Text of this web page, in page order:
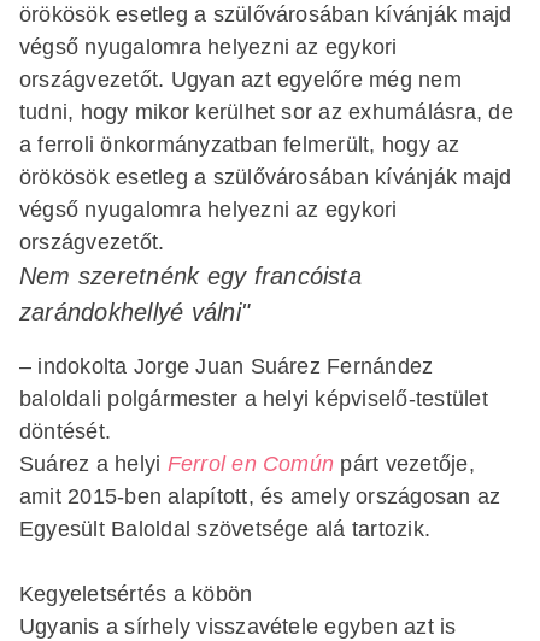
örökösök esetleg a szülővárosában kívánják majd
végső nyugalomra helyezni az egykori
országvezetőt. Ugyan azt egyelőre még nem
tudni, hogy mikor kerülhet sor az exhumálásra, de
a ferroli önkormányzatban felmerült, hogy az
örökösök esetleg a szülővárosában kívánják majd
végső nyugalomra helyezni az egykori
országvezetőt.
Nem szeretnénk egy francóista
zarándokhellyé válni"
– indokolta Jorge Juan Suárez Fernández
baloldali polgármester a helyi képviselő-testület
döntését.
Suárez a helyi Ferrol en Común párt vezetője,
amit 2015-ben alapított, és amely országosan az
Egyesült Baloldal szövetsége alá tartozik.
Kegyeletsértés a köbön
Ugyanis a sírhely visszavétele egyben azt is